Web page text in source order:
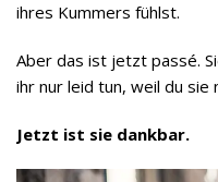
ihres Kummers fühlst.
Aber das ist jetzt passé.
ihr nur leid tun, weil du
Jetzt ist sie dankbar.